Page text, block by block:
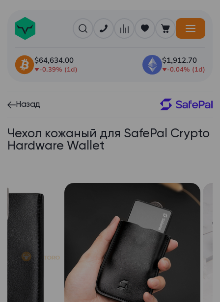
$64,634.00
-0.39% (1d)
$1,912.70
-0.04% (1d)
Назад
Чехол кожаный для SafePal Crypto
Hardware Wallet